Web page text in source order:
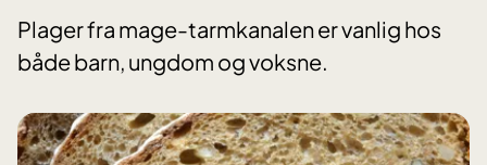
Plager fra mage-tarmkanalen er vanlig hos
både barn, ungdom og voksne.